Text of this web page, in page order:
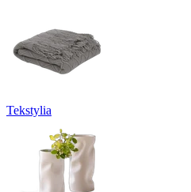
Tekstylia